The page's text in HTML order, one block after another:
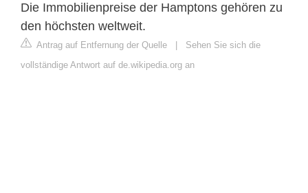
Die Immobilienpreise der Hamptons gehören zu
den höchsten weltweit.
Antrag auf Entfernung der Quelle
Sehen Sie sich die
vollständige Antwort auf de.wikipedia.org an